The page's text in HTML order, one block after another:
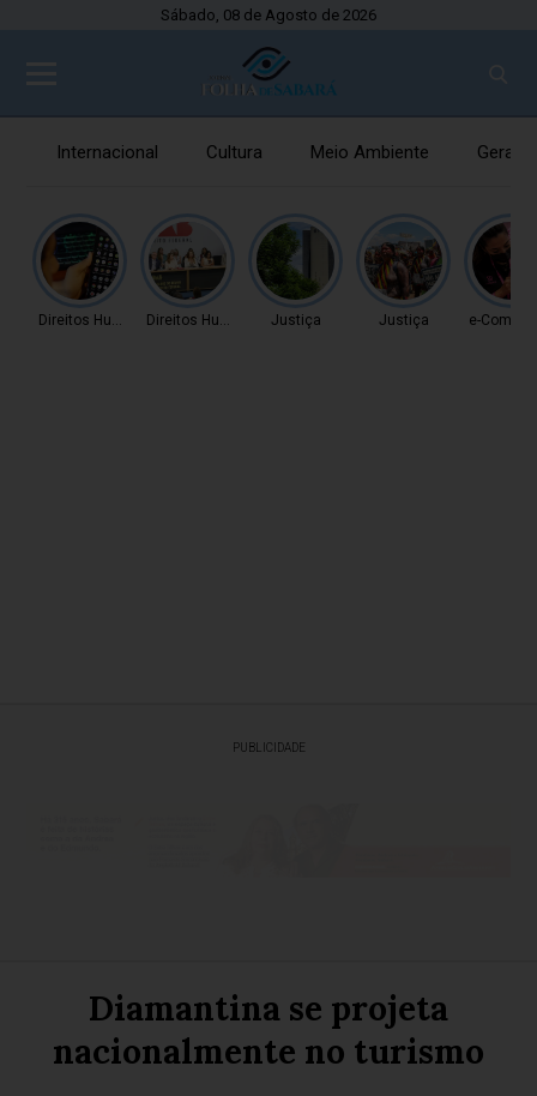
Sábado, 08 de Agosto de 2026
Internacional Cultura Meio Ambiente Gerais
Direitos HumanosDireitos Humanos Justiça Justiça e-
PUBLICIDADE
Diamantina se projeta
nacionalmente no turismo